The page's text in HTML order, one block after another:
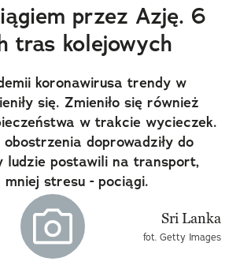
przez Azję. 6
tras kolejowych
koronawirusa trendy w
się. Zmieniło się również
w trakcie wycieczek.
doprowadziły do
ludzie postawili na transport,
stresu - pociągi.
fot. Getty Images